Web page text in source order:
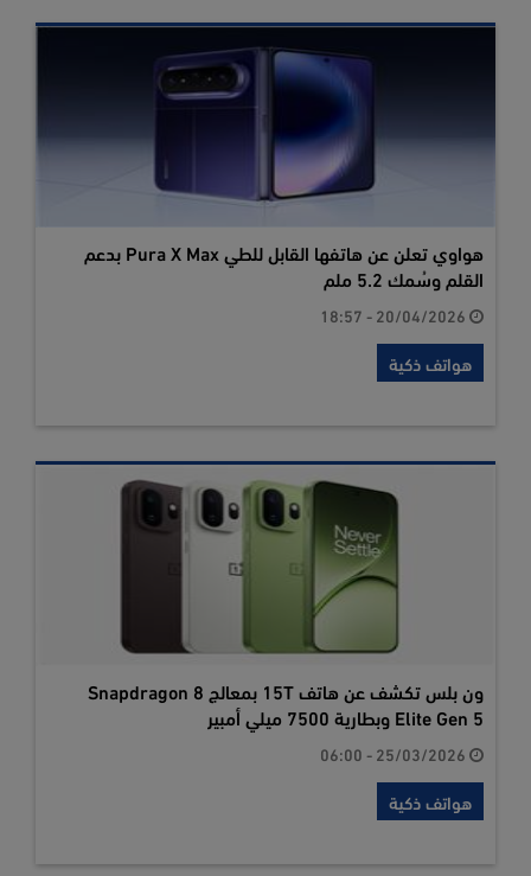
هواوي تعلن عن هاتفها القابل للطي Pura X Max بدعم
القلم وسُمك 5.2 ملم
هواتف ذكية
ون بلس تكشف عن هاتف 15T بمعالج Snapdragon 8
Elite Gen 5 وبطارية 7500 ميلي أمبير
هواتف ذكية